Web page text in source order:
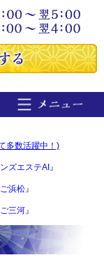
多数活躍中！)
ズエステAI』
浜松』
三河』